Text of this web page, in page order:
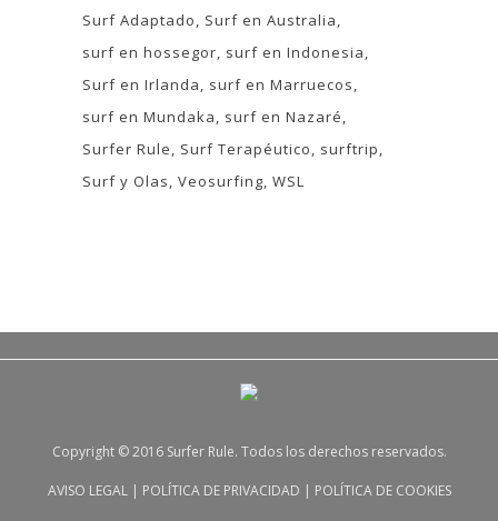
Surf Adaptado
Surf en Australia
surf en hossegor surf en Indonesia
Surf en Irlanda
surf en Marruecos
surf en Mundaka
surf en Nazaré
Surfer Rule
Surf Terapéutico
surftrip
Surf y Olas Veosurfing WSL
Copyright © 2016 Surfer Rule. Todos los derechos reservados.
AVISO LEGAL| POLÍTICA DE PRIVACIDAD | POLÍTICA DE COOKIES